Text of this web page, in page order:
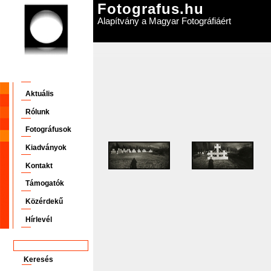
Fotografus.hu
Alapítvány a Magyar Fotográfiáért
Aktuális
Rólunk
Fotográfusok
Kiadványok
Kontakt
Támogatók
Közérdekű
Hírlevél